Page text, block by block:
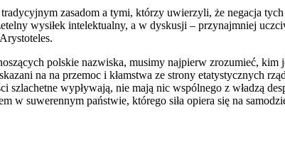
zasadom a tymi, którzy uwierzyli, że negacja
wysiłek intelektualny, a w dyskusji – przynajmniej
polskie nazwiska, musimy najpierw zrozumieć, kim
na na przemoc i kłamstwa ze strony etatystycznych
wypływają, nie mają nic wspólnego z władzą
w suwerennym państwie, którego siła opiera się na